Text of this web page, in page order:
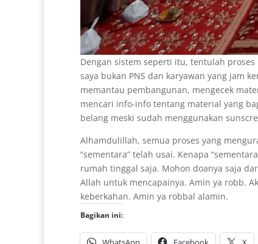
Dengan sistem seperti itu, tentulah
saya bukan PNS dan karyawan yang jam
memantau pembangunan, mengecek
mencari info-info tentang material yang
belang meski sudah menggunakan
Alhamdulillah, semua proses yang
“sementara” telah usai. Kenapa
rumah tinggal saja. Mohon doanya saja
Allah untuk mencapainya. Amin ya robb.
keberkahan. Amin ya robbal alamin.
Bagikan ini: